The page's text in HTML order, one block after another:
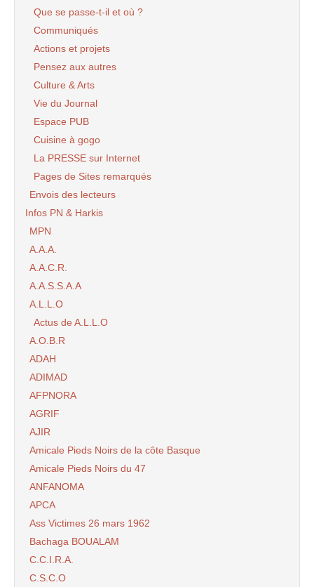
Que se passe-t-il et où ?
Communiqués
Actions et projets
Pensez aux autres
Culture & Arts
Vie du Journal
Espace PUB
Cuisine à gogo
La PRESSE sur Internet
Pages de Sites remarqués
Envois des lecteurs
Infos PN & Harkis
MPN
A.A.A.
A.A.C.R.
A.A.S.S.A.A
A.L.L.O
Actus de A.L.L.O
A.O.B.R
ADAH
ADIMAD
AFPNORA
AGRIF
AJIR
Amicale Pieds Noirs de la côte Basque
Amicale Pieds Noirs du 47
ANFANOMA
APCA
Ass Victimes 26 mars 1962
Bachaga BOUALAM
C.C.I.R.A.
C.S.C.O